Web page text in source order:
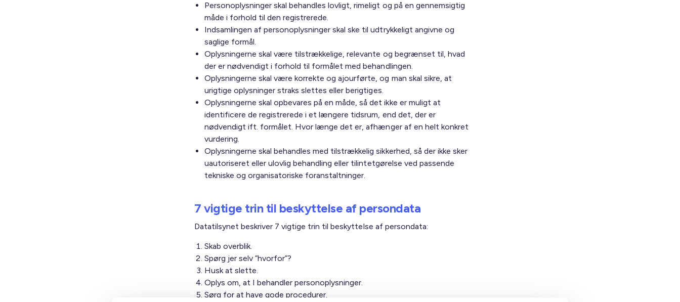
Personoplysninger skal behandles lovligt, rimeligt og på en gennemsigtig
måde i forhold til den registrerede.
Indsamlingen af personoplysninger skal ske til udtrykkeligt angivne og
saglige formål.
Oplysningerne skal være tilstrækkelige, relevante og begrænset til, hvad
der er nødvendigt i forhold til formålet med behandlingen.
Oplysningerne skal være korrekte og ajourførte, og man skal sikre, at
urigtige oplysninger straks slettes eller berigtiges.
Oplysningerne skal opbevares på en måde, så det ikke er muligt at
identificere de registrerede i et længere tidsrum, end det, der er
nødvendigt ift. formålet. Hvor længe det er, afhænger af en helt konkret
vurdering.
Oplysningerne skal behandles med tilstrækkelig sikkerhed, så der ikke sker
uautoriseret eller ulovlig behandling eller tilintetgørelse ved passende
tekniske og organisatoriske foranstaltninger.
7 vigtige trin til beskyttelse af persondata
Datatilsynet beskriver 7 vigtige trin til beskyttelse af persondata:
Skab overblik.
Spørg jer selv ”hvorfor”?
Husk at slette.
Oplys om, at I behandler personoplysninger.
Sørg for at have gode procedurer.